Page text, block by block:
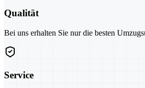
Qualität
Bei uns erhalten Sie nur die besten
Service